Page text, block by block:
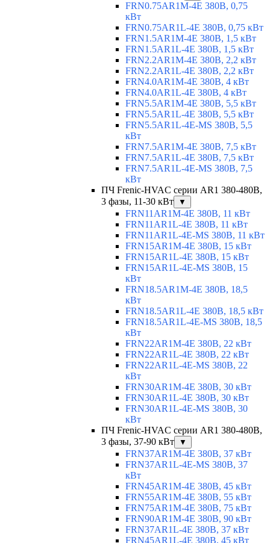
FRN0.75AR1M-4E 380В, 0,75
кВт
FRN0.75AR1L-4E 380В, 0,75 кВт
FRN1.5AR1M-4E 380В, 1,5 кВт
FRN1.5AR1L-4E 380В, 1,5 кВт
FRN2.2AR1M-4E 380В, 2,2 кВт
FRN2.2AR1L-4E 380В, 2,2 кВт
FRN4.0AR1M-4E 380В, 4 кВт
FRN4.0AR1L-4E 380В, 4 кВт
FRN5.5AR1M-4E 380В, 5,5 кВт
FRN5.5AR1L-4E 380В, 5,5 кВт
FRN5.5AR1L-4E-MS 380В, 5,5
кВт
FRN7.5AR1M-4E 380В, 7,5 кВт
FRN7.5AR1L-4E 380В, 7,5 кВт
FRN7.5AR1L-4E-MS 380В, 7,5
кВт
ПЧ Frenic-HVAC серии AR1 380-480В,
3 фазы, 11-30 кВт
▼
FRN11AR1M-4E 380В, 11 кВт
FRN11AR1L-4E 380В, 11 кВт
FRN11AR1L-4E-MS 380В, 11 кВт
FRN15AR1M-4E 380В, 15 кВт
FRN15AR1L-4E 380В, 15 кВт
FRN15AR1L-4E-MS 380В, 15
кВт
FRN18.5AR1M-4E 380В, 18,5
кВт
FRN18.5AR1L-4E 380В, 18,5 кВт
FRN18.5AR1L-4E-MS 380В, 18,5
кВт
FRN22AR1M-4E 380В, 22 кВт
FRN22AR1L-4E 380В, 22 кВт
FRN22AR1L-4E-MS 380В, 22
кВт
FRN30AR1M-4E 380В, 30 кВт
FRN30AR1L-4E 380В, 30 кВт
FRN30AR1L-4E-MS 380В, 30
кВт
ПЧ Frenic-HVAC серии AR1 380-480В,
3 фазы, 37-90 кВт
▼
FRN37AR1M-4E 380В, 37 кВт
FRN37AR1L-4E-MS 380В, 37
кВт
FRN45AR1M-4E 380В, 45 кВт
FRN55AR1M-4E 380В, 55 кВт
FRN75AR1M-4E 380В, 75 кВт
FRN90AR1M-4E 380В, 90 кВт
FRN37AR1L-4E 380В, 37 кВт
FRN45AR1L-4E 380В, 45 кВт